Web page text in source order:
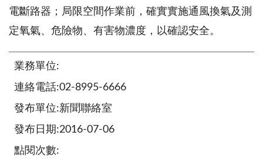
電斷路器；局限空間作業前，確實實施通風換氣及測
定氧氣、危險物、有害物濃度，以確認安全。
業務單位:
連絡電話:02-8995-6666
發布單位:新聞聯絡室
發布日期:2016-07-06
點閱次數: